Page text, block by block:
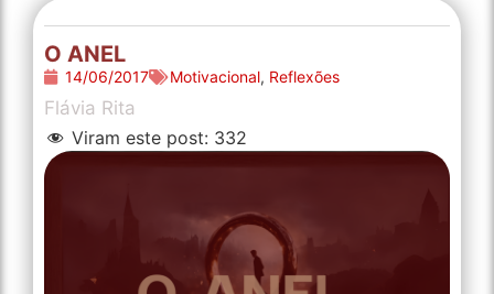
O ANEL
14/06/2017 Motivacional, Reflexões
Flávia Rita
Viram este post: 332